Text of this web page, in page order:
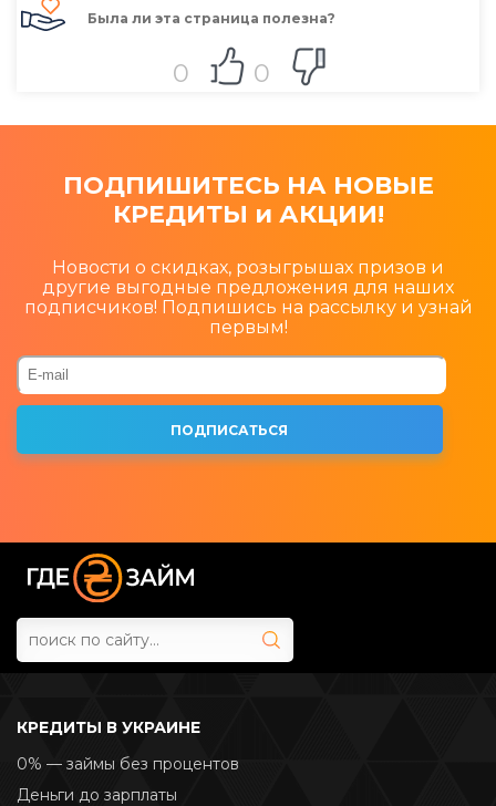
Была ли эта страница полезна?
0 0
ПОДПИШИТЕСЬ НА НОВЫЕ
КРЕДИТЫ и АКЦИИ!
Новости о скидках, розыгрышах призов и
другие выгодные предложения для наших
подписчиков! Подпишись на рассылку и узнай
первым!
КРЕДИТЫ В УКРАИНЕ
0% — займы без процентов
Деньги до зарплаты